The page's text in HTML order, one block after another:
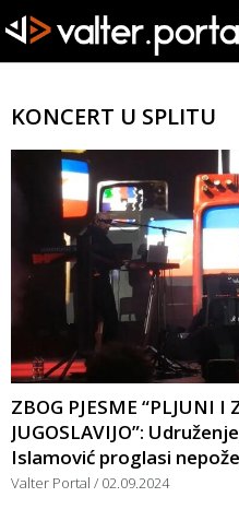
KONCERT U SPLITU
ZBOG PJESME “PLJUNI I
JUGOSLAVIJO”:
Islamović proglasi
Valter Portal 02.09.2024